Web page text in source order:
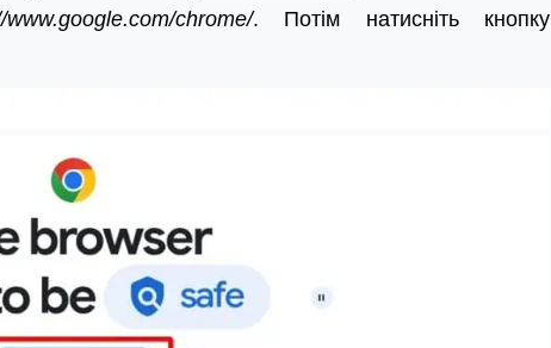
www.google.com/chrome/. Потім натисніть кнопку